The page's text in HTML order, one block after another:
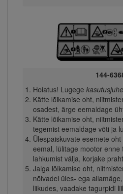
144-
Hoiatus! Lugege
Kätte lõikamise oht,
osadest, ärge eemaldage
Kätte lõikamise oht,
tegemist eemaldage võti ja
Ülespaiskuvate esemete
eemal, lülitage mootor enne
lahkumist välja, korjake
Jalga lõikamise oht,
nõlvadel üles- ega
liikudes, vaadake tagurpidi